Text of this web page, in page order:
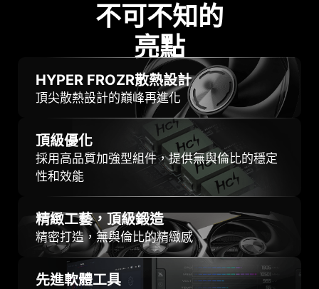
不可不知的
亮點
HYPER FROZR散熱設計
頂尖散熱設計的巔峰再進化
頂級優化
採用高品質加強型組件，提供無與倫比的穩定
性和效能
精緻工藝，頂級鍛造
精密打造，無與倫比的精緻感
先進軟體工具